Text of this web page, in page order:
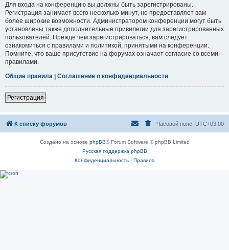
Для входа на конференцию вы должны быть зарегистрированы.
Регистрация занимает всего несколько минут, но предоставляет вам
более широкие возможности. Администратором конференции могут быть
установлены также дополнительные привилегии для зарегистрированных
пользователей. Прежде чем зарегистрироваться, вам следует
ознакомиться с правилами и политикой, принятыми на конференции.
Помните, что ваше присутствие на форумах означает согласие со всеми
правилами.
Общие правила | Соглашение о конфиденциальности
Регистрация
К списку форумов Часовой пояс: UTC+03:00
Создано на основе phpBB® Forum Software © phpBB Limited
Русская поддержка phpBB
Конфиденциальность| Правила